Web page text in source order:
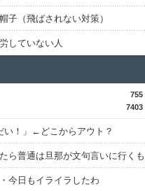
子（飛ばされない対策）
していない人
755
7403
い！」←どこからアウト？
今日もイライラしたわ